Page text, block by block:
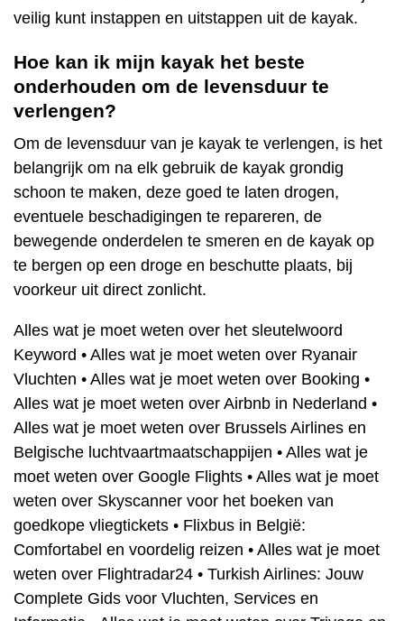
veilig kunt instappen en uitstappen uit de kayak.
Hoe kan ik mijn kayak het beste
onderhouden om de levensduur te
verlengen?
Om de levensduur van je kayak te verlengen, is het
belangrijk om na elk gebruik de kayak grondig
schoon te maken, deze goed te laten drogen,
eventuele beschadigingen te repareren, de
bewegende onderdelen te smeren en de kayak op
te bergen op een droge en beschutte plaats, bij
voorkeur uit direct zonlicht.
Alles wat je moet weten over het sleutelwoord
Keyword • Alles wat je moet weten over Ryanair
Vluchten • Alles wat je moet weten over Booking •
Alles wat je moet weten over Airbnb in Nederland •
Alles wat je moet weten over Brussels Airlines en
Belgische luchtvaartmaatschappijen • Alles wat je
moet weten over Google Flights • Alles wat je moet
weten over Skyscanner voor het boeken van
goedkope vliegtickets • Flixbus in België:
Comfortabel en voordelig reizen • Alles wat je moet
weten over Flightradar24 • Turkish Airlines: Jouw
Complete Gids voor Vluchten, Services en